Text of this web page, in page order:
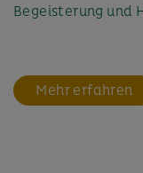
Begeisterung und
Mehr erfahren